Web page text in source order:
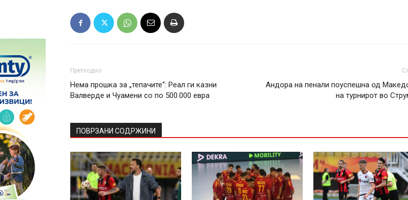
Претходно
Нема прошка за „тепачите“: Реал ги казни
Валверде и Чуамени со по 500.000 евра
Андора на пенали поуспешна од
на турнирот во
ПОВРЗАНИ СОДРЖИНИ